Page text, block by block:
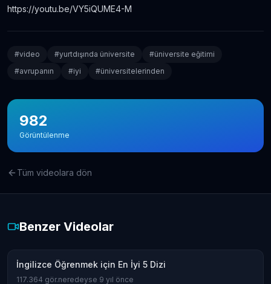
https://youtu.be/VY5iQUME4-M
#video #yurtdışında üniversite #üniversite eğitimi
#avrupanın #iyi #üniversitelerinden
982
Görüntülenme
Tüm videolara dön
Benzer Videolar
İngilizce Öğrenmek için En İyi 5 Dizi
117.364 gör.neredeyse 9 yıl önce